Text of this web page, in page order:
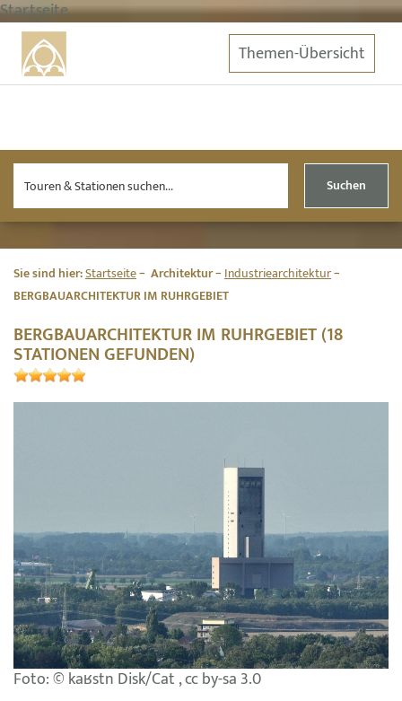
Startseite
Themen-Übersicht
Suchen
Sie sind hier:Startseite Architektur Industriearchitektur
BERGBAUARCHITEKTUR IM RUHRGEBIET
BERGBAUARCHITEKTUR IM RUHRGEBIET (18
STATIONEN GEFUNDEN)
Foto: © kaʁstn Disk/Cat , cc by-sa 3.0